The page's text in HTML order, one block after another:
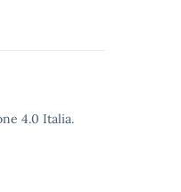
4.0 Italia.